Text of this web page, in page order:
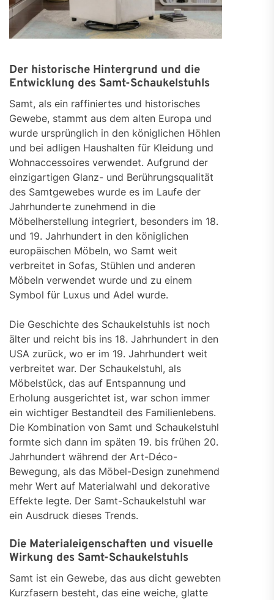
Der historische Hintergrund und die
Entwicklung des Samt-Schaukelstuhls
Samt, als ein raffiniertes und historisches
Gewebe, stammt aus dem alten Europa und
wurde ursprünglich in den königlichen Höhlen
und bei adligen Haushalten für Kleidung und
Wohnaccessoires verwendet. Aufgrund der
einzigartigen Glanz- und Berührungsqualität
des Samtgewebes wurde es im Laufe der
Jahrhunderte zunehmend in die
Möbelherstellung integriert, besonders im 18.
und 19. Jahrhundert in den königlichen
europäischen Möbeln, wo Samt weit
verbreitet in Sofas, Stühlen und anderen
Möbeln verwendet wurde und zu einem
Symbol für Luxus und Adel wurde.
Die Geschichte des Schaukelstuhls ist noch
älter und reicht bis ins 18. Jahrhundert in den
USA zurück, wo er im 19. Jahrhundert weit
verbreitet war. Der Schaukelstuhl, als
Möbelstück, das auf Entspannung und
Erholung ausgerichtet ist, war schon immer
ein wichtiger Bestandteil des Familienlebens.
Die Kombination von Samt und Schaukelstuhl
formte sich dann im späten 19. bis frühen 20.
Jahrhundert während der Art-Déco-
Bewegung, als das Möbel-Design zunehmend
mehr Wert auf Materialwahl und dekorative
Effekte legte. Der Samt-Schaukelstuhl war
ein Ausdruck dieses Trends.
Die Materialeigenschaften und visuelle
Wirkung des Samt-Schaukelstuhls
Samt ist ein Gewebe, das aus dicht gewebten
Kurzfasern besteht, das eine weiche, glatte